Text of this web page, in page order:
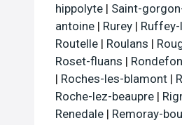
hippolyte | Saint-
antoine | Rurey |
Routelle | Roulans |
Roset-fluans |
| Roches-les-blamont |
Roche-lez-beaupre |
Renedale | Remoray-